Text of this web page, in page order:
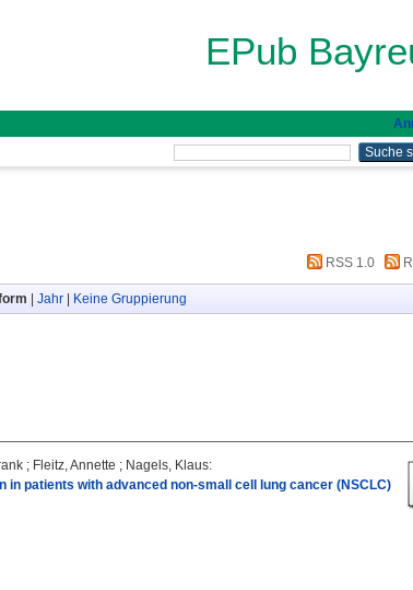
EPub
RSS 1.0
Jahr| Keine Gruppierung
; Fleitz, Annette ; Nagels, Klaus:
patients with advanced non‑small cell lung cancer (NSCLC)